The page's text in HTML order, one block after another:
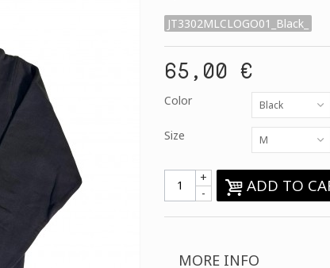
JT3302MLCLOGO01_Black_
65,00 €
Color Black
Size M
-
+ ADD TO
MORE INFO